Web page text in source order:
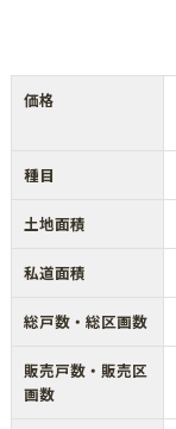
価格
種目
土地面積
私道面積
総戸数・総区画数
販売戸数・販売区
画数